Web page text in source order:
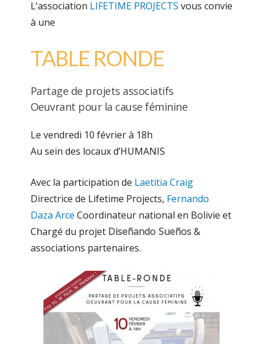
L’association LIFETIME PROJECTS vous convie
à une
TABLE RONDE
Partage de projets associatifs
Oeuvrant pour la cause féminine
Le vendredi 10 février à 18h
Au sein des locaux d’HUMANIS
Avec la participation de Laetitia Craig
Directrice de Lifetime Projects, Fernando
Daza Arce Coordinateur national en Bolivie et
Chargé du projet Diseñando Sueños&
associations partenaires.